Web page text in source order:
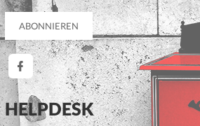
HELPDESK